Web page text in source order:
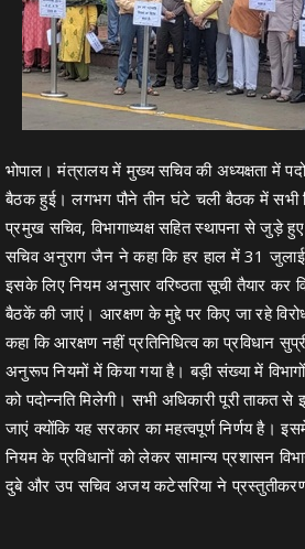
भोपाल। मंत्रालय में मुख्य सचिव की अध्यक्षता में
बैठक हुई। लगभग पौने तीन घंटे चली बैठक में सभी
प्रमुख सचिव, विभागाध्यक्ष सहित स्थापना से जुड़े
सचिव अनुराग जैन ने कहा कि हर हाल में 31 जुलाई
इसके लिए नियम अनुसार वरिष्ठता सूची तैयार कर
बैठकें की जाएं। आरक्षण के मुद्दे पर किए जा रहे
कहा कि आरक्षण नहीं प्रतिनिधित्व का प्रविधान
अनुरूप नियमों में किया गया है। बड़ी संख्या में
को पदोन्नति मिलेगी। सभी अधिकारी पूरी ताकत
जाएं क्योंकि यह सरकार का महत्वपूर्ण निर्णय है। इसमें
नियम के प्रविधानों को लेकर सामान्य प्रशासन
दुबे और उप सचिव अजय कटेसरिया ने प्रस्तुतीकरण